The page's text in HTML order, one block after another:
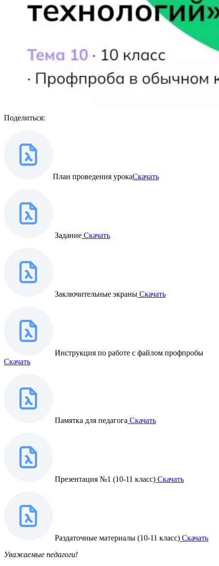
Поделиться:
План проведения урокаСкачать
Задание Скачать
Заключительные экраны Скачать
Инструкция по работе с файлом профпробы
Скачать
Памятка для педагога Скачать
Презентация №1 (10-11 класс) Скачать
Раздаточные материалы (10-11 класс) Скачать
Уважаемые педагоги!